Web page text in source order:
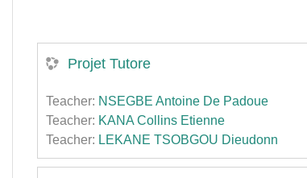
Projet Tutore
Teacher: NSEGBE Antoine De Padoue
Teacher: KANA Collins Etienne
Teacher: LEKANE TSOBGOU Dieudonn